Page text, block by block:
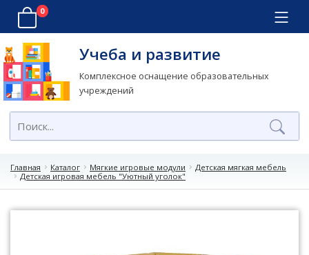
0
Учеба и развитие
Комплексное оснащение образовательных
учреждений
Главная Каталог Мягкие игровые модули
Детская мягкая мебель
Детская игровая мебель "Уютный уголок"